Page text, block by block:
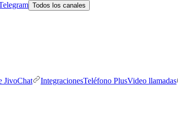
Todos los canales
JivoChat IntegracionesTeléfono PlusVideo llamadas